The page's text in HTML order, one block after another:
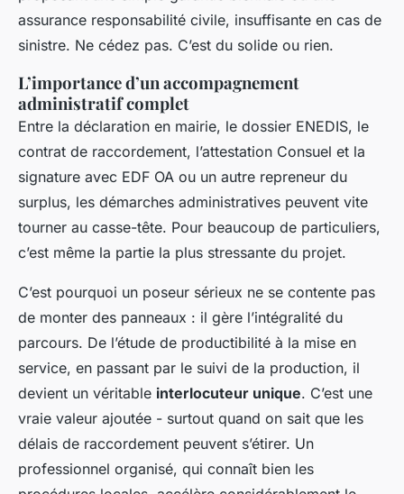
assurance responsabilité civile, insuffisante en cas de
sinistre. Ne cédez pas. C’est du solide ou rien.
L’importance d’un accompagnement
administratif complet
Entre la déclaration en mairie, le dossier ENEDIS, le
contrat de raccordement, l’attestation Consuel et la
signature avec EDF OA ou un autre repreneur du
surplus, les démarches administratives peuvent vite
tourner au casse-tête. Pour beaucoup de particuliers,
c’est même la partie la plus stressante du projet.
C’est pourquoi un poseur sérieux ne se contente pas
de monter des panneaux : il gère l’intégralité du
parcours. De l’étude de productibilité à la mise en
service, en passant par le suivi de la production, il
devient un véritable interlocuteur unique. C’est une
vraie valeur ajoutée - surtout quand on sait que les
délais de raccordement peuvent s’étirer. Un
professionnel organisé, qui connaît bien les